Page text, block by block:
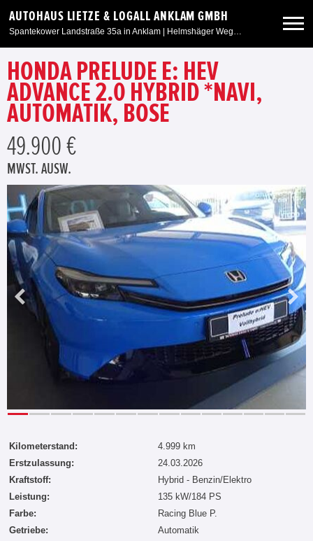
AUTOHAUS LIETZE & LOGALL ANKLAM GMBH
Spantekower Landstraße 35a in Anklam | Helmshäger Weg 6 in Weitenhagen/Greifswald
Neuwagen
Gebrauchtwagen
Angebote
Service & Zubehör
Unser Autohaus
HONDA PRELUDE E: HEV
ADVANCE 2.0 HYBRID *NAVI,
AUTOMATIK, BOSE
49.900 €
MWST. AUSW.
Kilometerstand:
4.999 km
Erstzulassung:
24.03.2026
Kraftstoff:
Hybrid - Benzin/Elektro
Leistung:
135 kW/184 PS
Farbe:
Racing Blue P.
Getriebe:
Automatik